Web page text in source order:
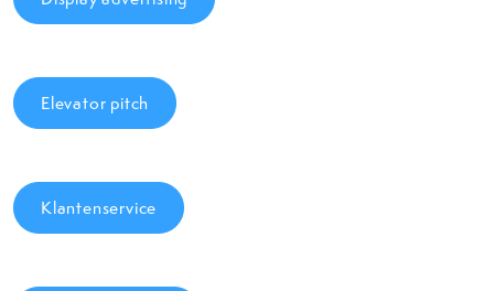
Elevator pitch
Klantenservice